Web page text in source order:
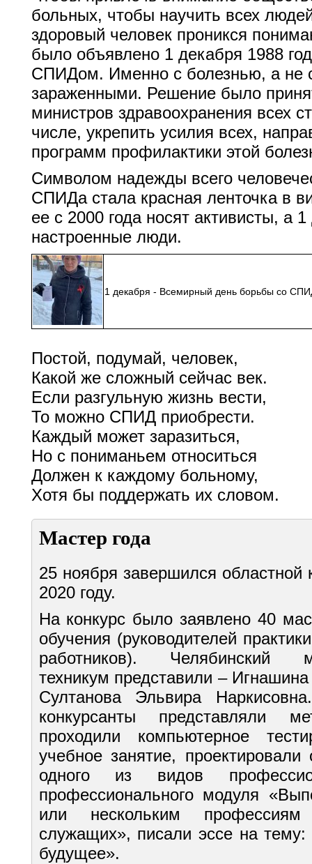
больных, чтобы научить всех
здоровый человек проникся
было объявлено 1 декабря 1988
СПИДом. Именно с болезнью, а не
зараженными. Решение было
министров здравоохранения всех
числе, укрепить усилия всех,
программ профилактики этой
Символом надежды всего
СПИДа стала красная ленточка в
ее с 2000 года носят активисты, а
настроенные люди.
1 декабря - Всемирный день борьбы со
Постой, подумай, человек,
Какой же сложный сейчас век.
Если разгульную жизнь вести,
То можно СПИД приобрести.
Каждый может заразиться,
Но с пониманьем относиться
Должен к каждому больному,
Хотя бы поддержать их словом.
Мастер года
25 ноября завершился областной
2020 году.
На конкурс было заявлено 40
обучения (руководителей
работников). Челябинский
техникум представили –
Султанова Эльвира
конкурсанты представляли
проходили компьютерное
учебное занятие,
одного из видов
профессионального модуля
или нескольким
служащих», писали эссе на
будущее».